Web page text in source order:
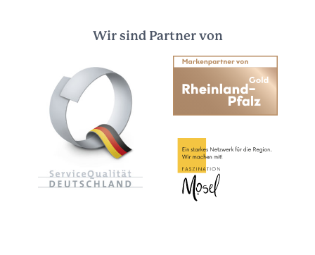
Wir sind Partner von